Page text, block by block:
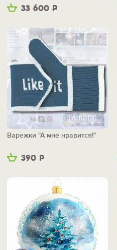
33 600 Р
390 Р
Варежки "А мне нравится!"